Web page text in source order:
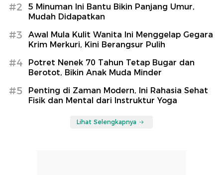
#2
5 Minuman Ini Bantu Bikin Panjang Umur,
Mudah Didapatkan
#3
Awal Mula Kulit Wanita Ini Menggelap Gegara
Krim Merkuri, Kini Berangsur Pulih
#4
Potret Nenek 70 Tahun Tetap Bugar dan
Berotot, Bikin Anak Muda Minder
#5
Penting di Zaman Modern, Ini Rahasia Sehat
Fisik dan Mental dari Instruktur Yoga
Lihat Selengkapnya